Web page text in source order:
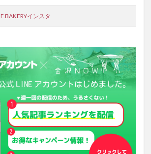
F.BAKERYインスタ